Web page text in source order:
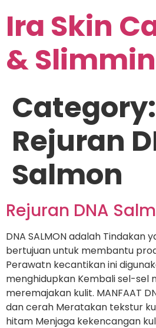
Ira Skin
&
Category:
Rejuran
Salmon
Rejuran DNA
DNA SALMON adalah Tindakan
bertujuan untuk membantu
Perawatn kecantikan ini
menghidupkan Kembali sel-sel
meremajakan kulit. MANFAAT
dan cerah Meratakan tekstur
hitam Menjaga kekencangan